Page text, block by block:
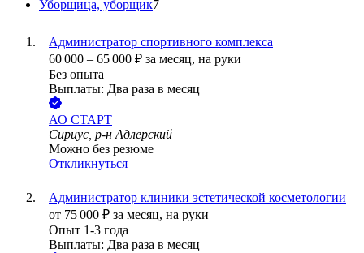
Уборщица, уборщик7
Администратор спортивного комплекса
60 000 – 65 000 ₽ за месяц, на руки
Без опыта
Выплаты: Два раза в месяц
АО СТАРТ
Сириус, р-н Адлерский
Можно без резюме
Откликнуться
Администратор клиники эстетической косметологии
от 75 000 ₽ за месяц, на руки
Опыт 1-3 года
Выплаты: Два раза в месяц